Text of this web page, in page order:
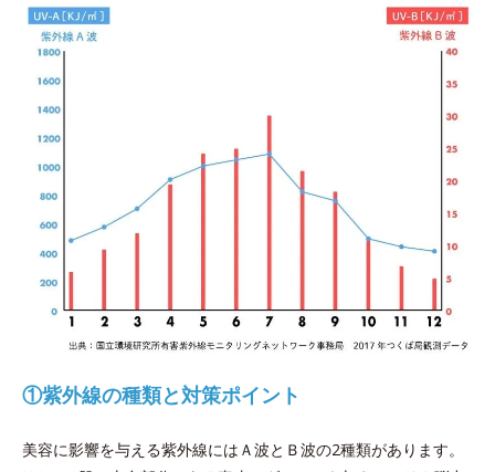
①紫外線の種類と対策ポイント
美容に影響を与える紫外線にはＡ波とＢ波の2種類があります。